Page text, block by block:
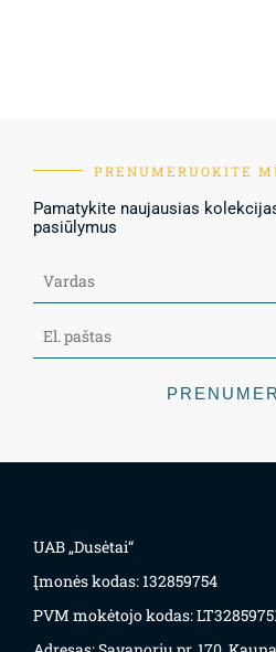
PRENUMERUOKITE
Pamatykite naujausias
pasiūlymus
UAB „Dusėtai“
Įmonės kodas: 132859754
PVM mokėtojo kodas: